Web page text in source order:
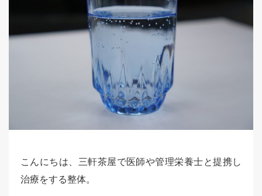
こんにちは、三軒茶屋で医師や管理栄養士と提携し
治療をする整体。